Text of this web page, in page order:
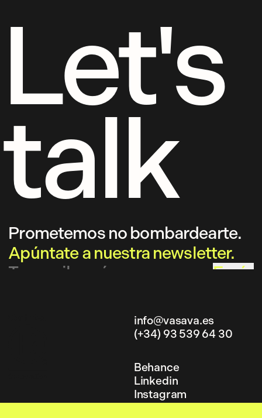
Let's
talk
Prometemos no bombardearte.
Apúntate a nuestra newsletter.
Envía
info@vasava.es
info@vasava.es
(+34) 93 539 64 30
Behance
Behance
Linkedin
Linkedin
Instagram